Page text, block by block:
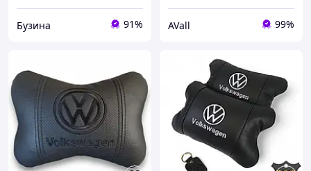
Бузина 91% AVall 99%